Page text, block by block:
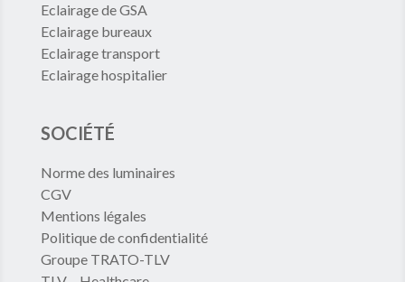
Eclairage de GSA
Eclairage bureaux
Eclairage transport
Eclairage hospitalier
SOCIÉTÉ
Norme des luminaires
CGV
Mentions légales
Politique de confidentialité
Groupe TRATO-TLV